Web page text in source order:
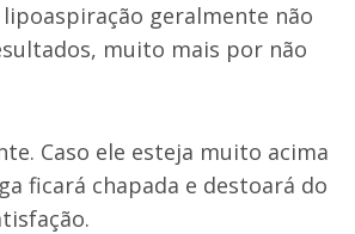
geralmente não
muito mais por não
Caso ele esteja muito acima
ficará chapada e destoará do